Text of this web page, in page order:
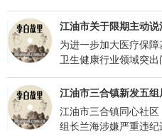
江油市关于限期主动
为进一步加大医疗保
卫生健康行业领域突
江油市三合镇新发五
江油市三合镇同心社
组长兰海涉嫌严重违